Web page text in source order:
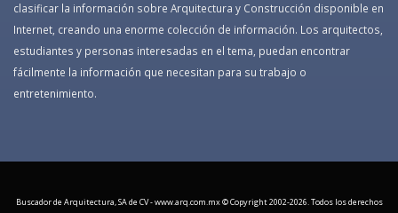
clasificar la información sobre Arquitectura y Construcción disponible en
Internet, creando una enorme colección de información. Los arquitectos,
estudiantes y personas interesadas en el tema, puedan encontrar
fácilmente la información que necesitan para su trabajo o
entretenimiento.
Buscador de Arquitectura, SA de CV - www.arq.com.mx © Copyright 2002-2026. Todos los derechos